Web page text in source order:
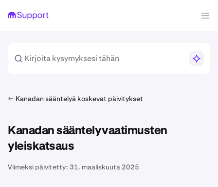
Kanadan sääntelyä koskevat päivitykset
Kanadan sääntelyvaatimusten
yleiskatsaus
Viimeksi päivitetty: 31. maaliskuuta 2025